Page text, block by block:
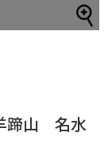
蹄山 名水